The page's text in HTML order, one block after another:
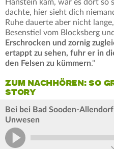
Hanstein kam, war es dort so
dachte, hier sieht dich
Ruhe dauerte aber nicht
Besenstiel vom Blocksberg
Erschrocken und zornig
ertappt zu sehen, fuhr er in
den Felsen zu kümmern."
ZUM NACHHÖREN: SO
STORY
Bei bei Bad Sooden-
Unwesen